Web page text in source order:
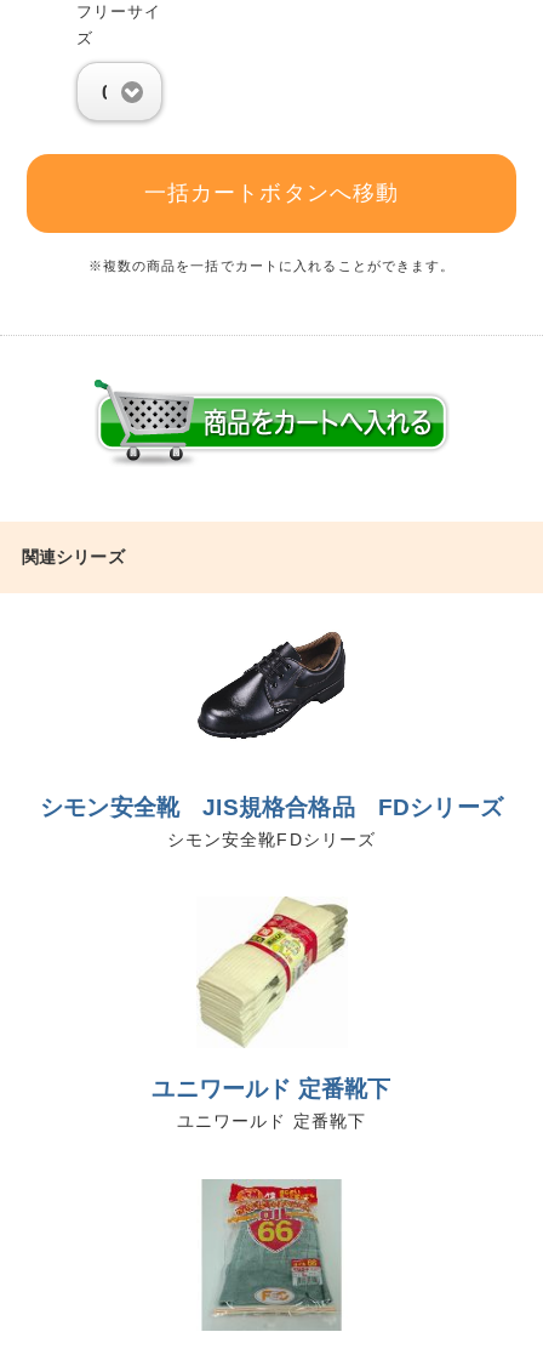
フリーサイ
ズ
0
一括カートボタンへ移動
※複数の商品を一括でカートに入れることができます。
関連シリーズ
シモン安全靴 JIS規格合格品 FDシリーズ
シモン安全靴FDシリーズ
ユニワールド 定番靴下
ユニワールド 定番靴下